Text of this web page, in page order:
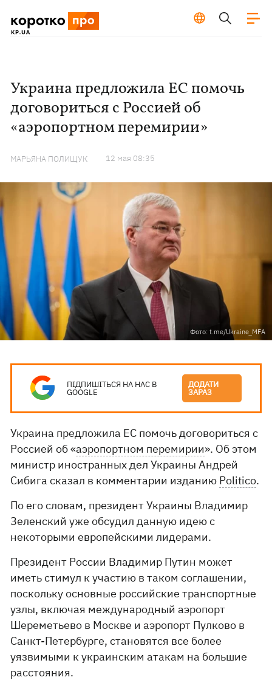
Украина предложила ЕС помочь
договориться с Россией об
«аэропортном перемирии»
МАРЬЯНА ПОЛИЩУК 12 мая 08:35
Фото: t.me/Ukraine_MFA
ПІДПИШІТЬСЯ НА НАС В
GOOGLE
ДОДАТИ
ЗАРАЗ
Украина предложила ЕС помочь договориться с
Россией об «аэропортном перемирии». Об этом
министр иностранных дел Украины Андрей
Сибига сказал в комментарии изданию Politico.
По его словам, президент Украины Владимир
Зеленский уже обсудил данную идею с
некоторыми европейскими лидерами.
Президент России Владимир Путин может
иметь стимул к участию в таком соглашении,
поскольку основные российские транспортные
узлы, включая международный аэропорт
Шереметьево в Москве и аэропорт Пулково в
Санкт-Петербурге, становятся все более
уязвимыми к украинским атакам на большие
расстояния.